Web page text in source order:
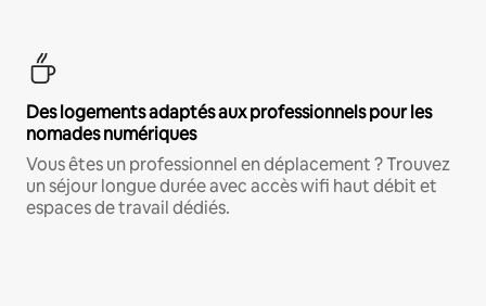
Des logements adaptés aux professionnels pour les
nomades numériques
Vous êtes un professionnel en déplacement ? Trouvez
un séjour longue durée avec accès wifi haut débit et
espaces de travail dédiés.